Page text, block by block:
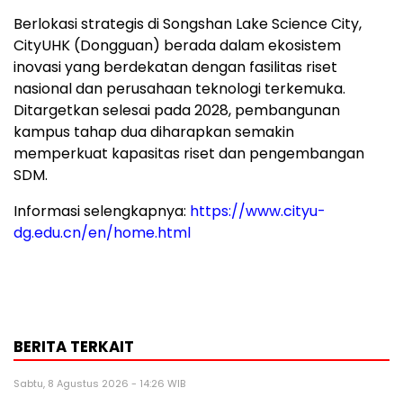
Berlokasi strategis di Songshan Lake Science City,
CityUHK (Dongguan) berada dalam ekosistem
inovasi yang berdekatan dengan fasilitas riset
nasional dan perusahaan teknologi terkemuka.
Ditargetkan selesai pada 2028, pembangunan
kampus tahap dua diharapkan semakin
memperkuat kapasitas riset dan pengembangan
SDM.
Informasi selengkapnya: https://www.cityu-
dg.edu.cn/en/home.html
BERITA TERKAIT
Sabtu, 8 Agustus 2026 - 14:26 WIB